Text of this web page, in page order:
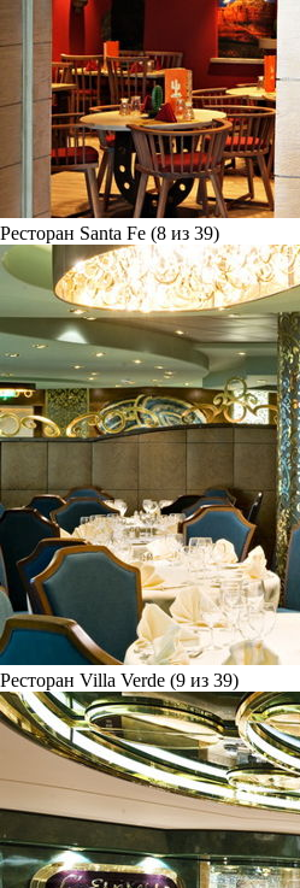
Ресторан Santa Fe (8 из 39)
Ресторан Villa Verde (9 из 39)